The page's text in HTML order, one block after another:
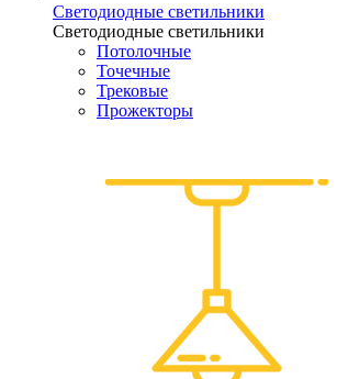
Светодиодные светильники
Светодиодные светильники
Потолочные
Точечные
Трековые
Прожекторы